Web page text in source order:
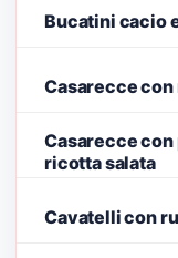
Bucatini cacio
Casarecce con
Casarecce
ricotta salata
Cavatelli con